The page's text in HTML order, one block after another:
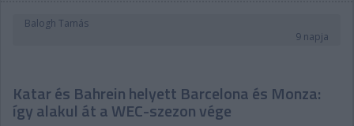
Balogh Tamás
9 napja
Katar és Bahrein helyett Barcelona és Monza:
így alakul át a WEC-szezon vége